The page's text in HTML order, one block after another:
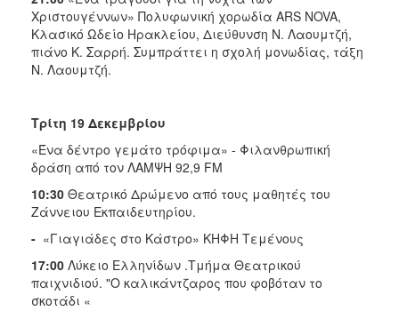
Χριστουγέννων» Πολυφωνική χορωδία ΑRS NOVA,
Κλασικό Ωδείο Ηρακλείου, Διεύθυνση Ν. Λαουμτζή,
πιάνο Κ. Σαρρή. Συμπράττει η σχολή μονωδίας, τάξη
Ν. Λαουμτζή.
Τρίτη 19 Δεκεμβρίου
«Ένα δέντρο γεμάτο τρόφιμα» - Φιλανθρωπική
δράση από τον ΛΑΜΨΗ 92,9 FM
10:30 Θεατρικό Δρώμενο από τους μαθητές του
Ζάννειου Εκπαιδευτηρίου.
- «Γιαγιάδες στο Κάστρο» ΚΗΦΗ Τεμένους
17:00 Λύκειο Ελληνίδων .Τμήμα Θεατρικού
παιχνιδιού. "Ο καλικάντζαρος που φοβόταν το
σκοτάδι «